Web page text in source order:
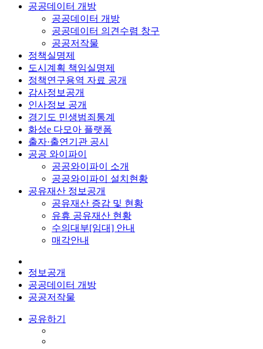
공공데이터 개방
공공데이터 개방
공공데이터 의견수렴 창구
공공저작물
정책실명제
도시계획 책임실명제
정책연구용역 자료 공개
감사정보공개
인사정보 공개
경기도 민생범죄통계
화성e 다모아 플랫폼
출자·출연기관 공시
공공 와이파이
공공와이파이 소개
공공와이파이 설치현황
공유재산 정보공개
공유재산 증감 및 현황
유휴 공유재산 현황
수의대부[임대] 안내
매각안내
정보공개
공공데이터 개방
공공저작물
공유하기